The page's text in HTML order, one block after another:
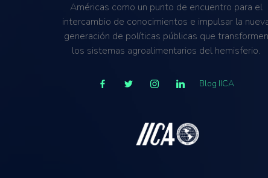
Américas como un punto de encuentro para el
intercambio de conocimientos e impulsar la
generación de políticas públicas que transformen
los sistemas agroalimentarios del hemisferio.
Blog IICA